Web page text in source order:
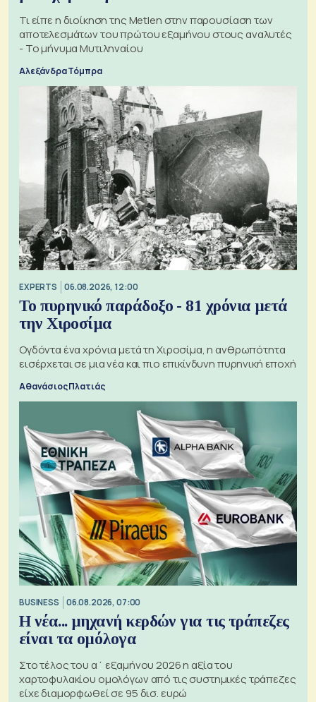
Τι είπε η διοίκηση της Metlen στην παρουσίαση των
αποτελεσμάτων του πρώτου εξαμήνου στους αναλυτές
- Το μήνυμα Μυτιληναίου
Αλεξάνδρα Τόμπρα
EXPERTS 06.08.2026, 12:00
Το πυρηνικό παράδοξο - 81 χρόνια μετά
την Χιροσίμα
Ογδόντα ένα χρόνια μετά τη Χιροσίμα, η ανθρωπότητα
εισέρχεται σε μια νέα και πιο επικίνδυνη πυρηνική εποχή
Αθανάσιος Πλατιάς
BUSINESS 06.08.2026, 07:00
Η νέα... μηχανή κερδών για τις τράπεζες
είναι τα ομόλογα
Στο τέλος του α΄ εξαμήνου 2026 η αξία του
χαρτοφυλακίου ομολόγων από τις συστημικές τράπεζες
είχε διαμορφωθεί σε 95 δισ. ευρώ